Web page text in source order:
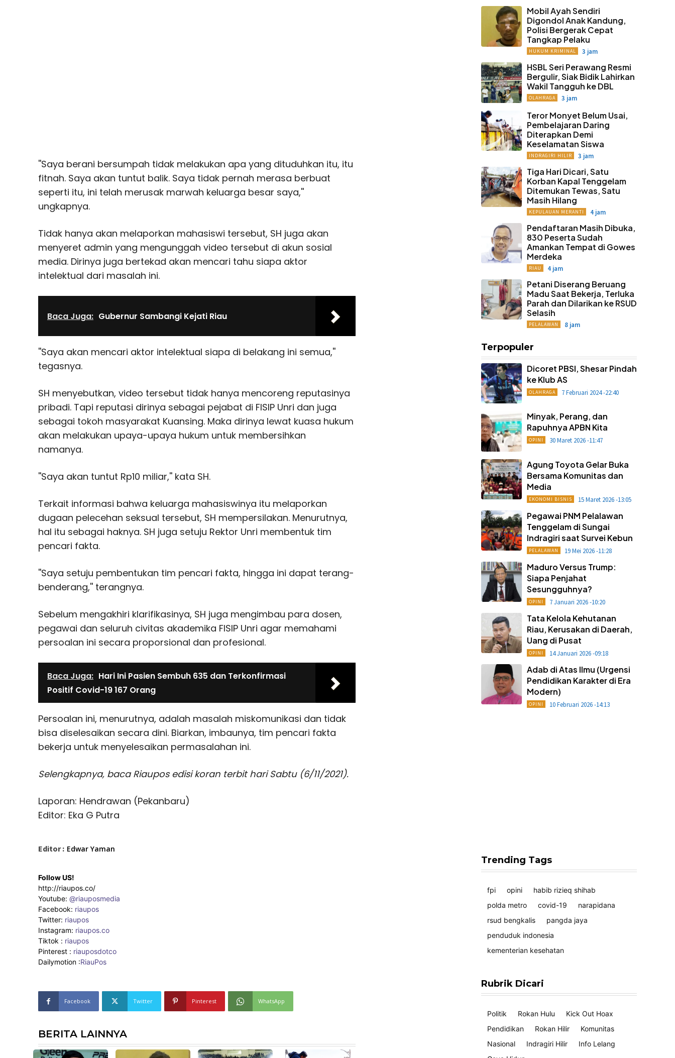
''Saya berani bersumpah tidak melakukan apa yang dituduhkan itu, itu
fitnah. Saya akan tuntut balik. Saya tidak pernah merasa berbuat
seperti itu, ini telah merusak marwah keluarga besar saya,''
ungkapnya.
Tidak hanya akan melaporkan mahasiswi tersebut, SH juga akan
menyeret admin yang mengunggah video tersebut di akun sosial
media. Dirinya juga bertekad akan mencari tahu siapa aktor
intelektual dari masalah ini.
Baca Juga: Gubernur Sambangi Kejati Riau
''Saya akan mencari aktor intelektual siapa di belakang ini semua,''
tegasnya.
SH menyebutkan, video tersebut tidak hanya mencoreng reputasinya
pribadi. Tapi reputasi dirinya sebagai pejabat di FISIP Unri dan juga
sebagai tokoh masyarakat Kuansing. Maka dirinya lewat kuasa hukum
akan melakukan upaya-upaya hukum untuk membersihkan
namanya.
''Saya akan tuntut Rp10 miliar,'' kata SH.
Terkait informasi bahwa keluarga mahasiswinya itu melaporkan
dugaan pelecehan seksual tersebut, SH mempersilakan. Menurutnya,
hal itu sebagai haknya. SH juga setuju Rektor Unri membentuk tim
pencari fakta.
''Saya setuju pembentukan tim pencari fakta, hingga ini dapat terang-
benderang,'' terangnya.
Sebelum mengakhiri klarifikasinya, SH juga mengimbau para dosen,
pegawai dan seluruh civitas akademika FISIP Unri agar memahami
persoalan ini secara proporsional dan profesional.
Baca Juga: Hari Ini Pasien Sembuh 635 dan Terkonfirmasi
Positif Covid-19 167 Orang
Persoalan ini, menurutnya, adalah masalah miskomunikasi dan tidak
bisa diselesaikan secara dini. Biarkan, imbaunya, tim pencari fakta
bekerja untuk menyelesaikan permasalahan ini.
Selengkapnya, baca Riaupos edisi koran terbit hari Sabtu (6/11/2021).
Laporan: Hendrawan (Pekanbaru)
Editor: Eka G Putra
Editor : Edwar Yaman
Follow US!
http://riaupos.co/
Youtube: @riauposmedia
Facebook: riaupos
Twitter: riaupos
Instagram: riaupos.co
Tiktok : riaupos
Pinterest : riauposdotco
Dailymotion :RiauPos
Facebook Twitter Pinterest WhatsApp
BERITA LAINNYA
Mobil Ayah Sendiri
Digondol Anak Kandung,
Polisi Bergerak Cepat
Tangkap Pelaku
HUKUM KRIMINAL 3 jam
HSBL Seri Perawang Resmi
Bergulir, Siak Bidik Lahirkan
Wakil Tangguh ke DBL
OLAHRAGA 3 jam
Teror Monyet Belum Usai,
Pembelajaran Daring
Diterapkan Demi
Keselamatan Siswa
INDRAGIRI HILIR 3 jam
Tiga Hari Dicari, Satu
Korban Kapal Tenggelam
Ditemukan Tewas, Satu
Masih Hilang
KEPULAUAN MERANTI 4 jam
Pendaftaran Masih Dibuka,
830 Peserta Sudah
Amankan Tempat di Gowes
Merdeka
RIAU 4 jam
Petani Diserang Beruang
Madu Saat Bekerja, Terluka
Parah dan Dilarikan ke RSUD
Selasih
PELALAWAN 8 jam
Terpopuler
Dicoret PBSI, Shesar Pindah
ke Klub AS
OLAHRAGA 7 Februari 2024 -22:40
Minyak, Perang, dan
Rapuhnya APBN Kita
OPINI 30 Maret 2026 -11:47
Agung Toyota Gelar Buka
Bersama Komunitas dan
Media
EKONOMI BISNIS 15 Maret 2026 -13:05
Pegawai PNM Pelalawan
Tenggelam di Sungai
Indragiri saat Survei Kebun
PELALAWAN 19 Mei 2026 -11:28
Maduro Versus Trump:
Siapa Penjahat
Sesungguhnya?
OPINI 7 Januari 2026 -10:20
Tata Kelola Kehutanan
Riau, Kerusakan di Daerah,
Uang di Pusat
OPINI 14 Januari 2026 -09:18
Adab di Atas Ilmu (Urgensi
Pendidikan Karakter di Era
Modern)
OPINI 10 Februari 2026 -14:13
Trending Tags
fpi opini
habib rizieq shihab
polda metro
covid-19
narapidana
rsud bengkalis
pangda jaya
penduduk indonesia
kementerian kesehatan
Rubrik Dicari
Politik Rokan Hulu
Kick Out Hoax
Pendidikan
Rokan Hilir
Komunitas
Nasional
Indragiri Hilir
Info Lelang